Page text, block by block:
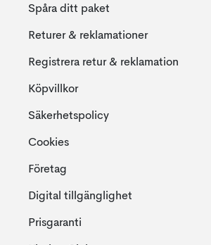
Spåra ditt paket
Returer & reklamationer
Registrera retur & reklamation
Köpvillkor
Säkerhetspolicy
Cookies
Företag
Digital tillgänglighet
Prisgaranti